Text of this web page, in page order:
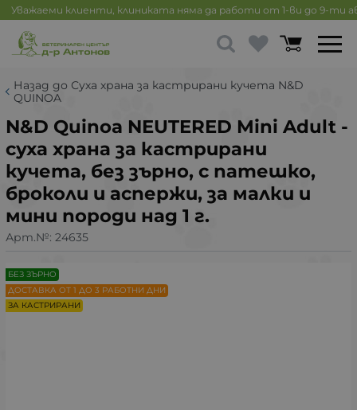
Уважаеми клиенти, клиниката няма да работи от 1-ви до 9-ти
Назад до Суха храна за кастрирани кучета N&D
QUINOA
N&D Quinoa NEUTERED Mini Adult -
суха храна за кастрирани
кучета, без зърно, с патешко,
броколи и аспержи, за малки и
мини породи над 1 г.
Арт.№: 24635
БЕЗ ЗЪРНО
ДОСТАВКА ОТ 1 ДО 3 РАБОТНИ ДНИ
ЗА КАСТРИРАНИ